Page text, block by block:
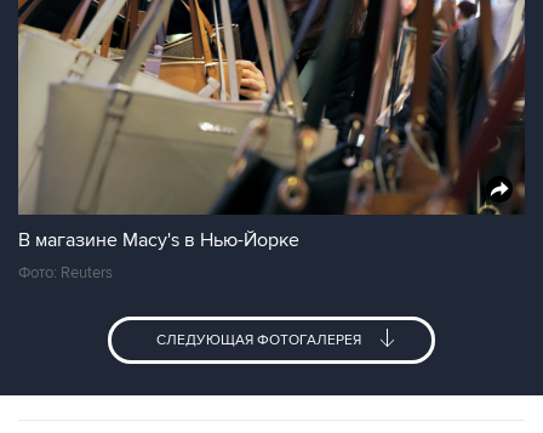
В магазине Macy's в Нью-Йорке
Фото: Reuters
СЛЕДУЮЩАЯ ФОТОГАЛЕРЕЯ